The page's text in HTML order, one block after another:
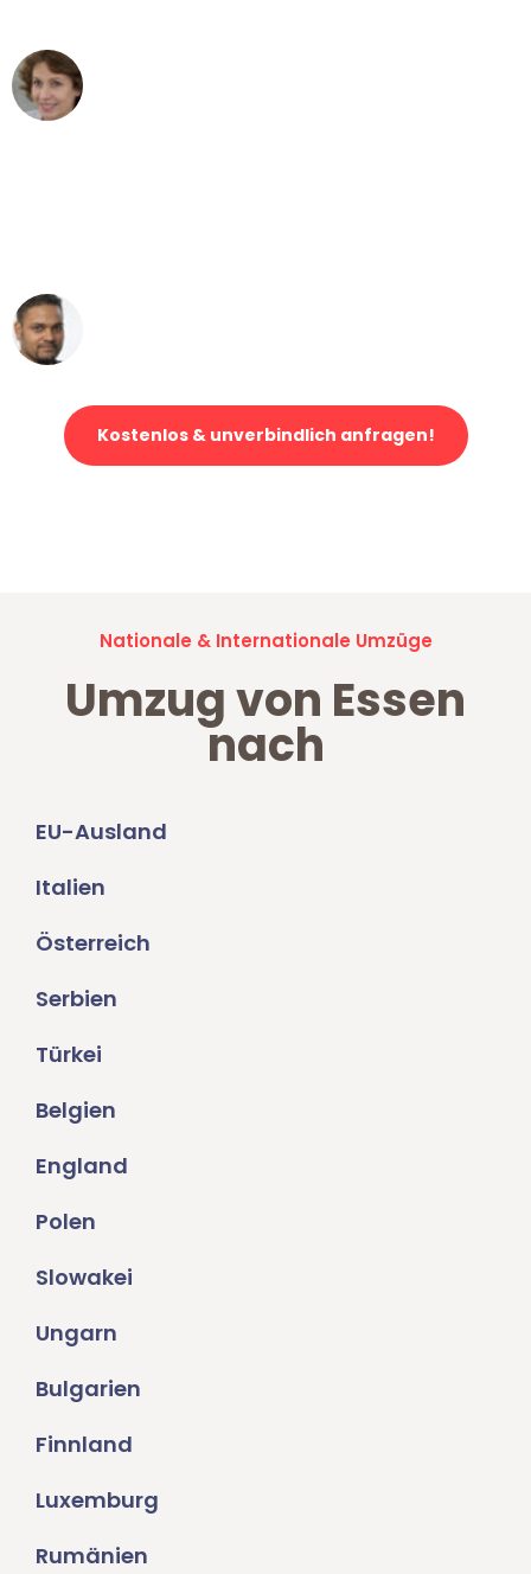
Kostenlos & unverbindlich anfragen!
Nationale & Internationale Umzüge
Umzug von Essen
nach
EU-Ausland
Italien
Österreich
Serbien
Türkei
Belgien
England
Polen
Slowakei
Ungarn
Bulgarien
Finnland
Luxemburg
Rumänien